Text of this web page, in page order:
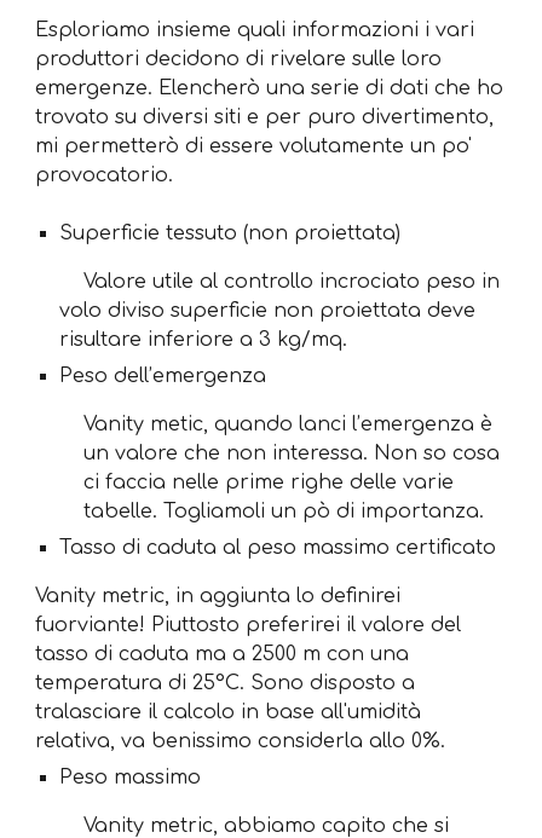
Esploriamo insieme quali informazioni i vari
produttori decidono di rivelare sulle loro
emergenze. Elencherò una serie di dati che ho
trovato su diversi siti e per puro divertimento,
mi permetterò di essere volutamente un po'
provocatorio.
Superficie tessuto (non proiettata)
Valore utile al controllo incrociato peso in
volo diviso superficie non proiettata deve
risultare inferiore a 3 kg/mq.
Peso dell’emergenza
Vanity metic, quando lanci l’emergenza è
un valore che non interessa. Non so cosa
ci faccia nelle prime righe delle varie
tabelle. Togliamoli un pò di importanza.
Tasso di caduta al peso massimo certificato
Vanity metric, in aggiunta lo definirei
fuorviante! Piuttosto preferirei il valore del
tasso di caduta ma a 2500 m con una
temperatura di 25°C. Sono disposto a
tralasciare il calcolo in base all'umidità
relativa, va benissimo considerla allo 0%.
Peso massimo
Vanity metric, abbiamo capito che si